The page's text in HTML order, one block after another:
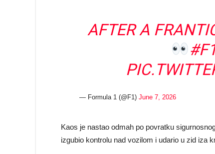
AFTER A
— Formula 1 (@F1) June 7, 2026
Kaos je nastao odmah po povratku
izgubio kontrolu nad vozilom i udario u zid iza